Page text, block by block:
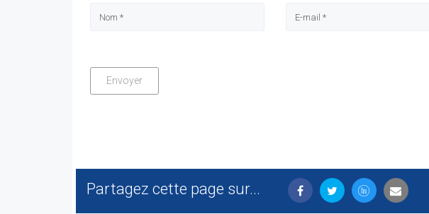
Partagez cette page sur...